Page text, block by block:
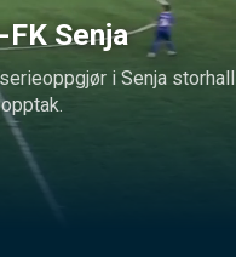
Senja
i Senja storhall